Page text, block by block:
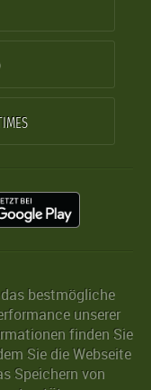
bestmögliche
unserer
finden Sie
Sie die Webseite
Speichern von